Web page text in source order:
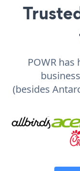
POWR
(besides